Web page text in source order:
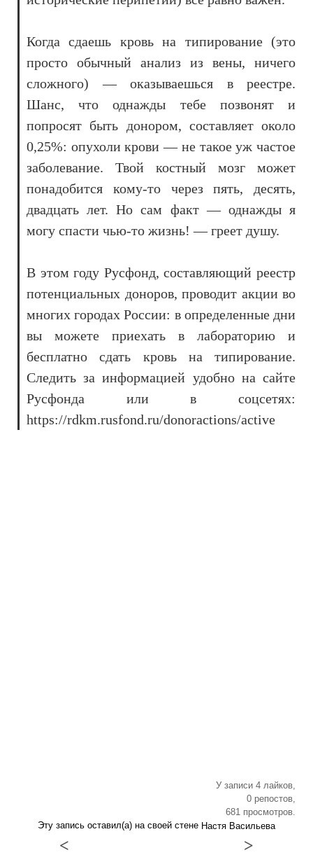
Когда сдаешь кровь на типирование (это
просто обычный анализ из вены, ничего
сложного) — оказываешься в реестре.
Шанс, что однажды тебе позвонят и
попросят быть донором, составляет около
0,25%: опухоли крови — не такое уж частое
заболевание. Твой костный мозг может
понадобится кому-то через пять, десять,
двадцать лет. Но сам факт — однажды я
могу спасти чью-то жизнь! — греет душу.
В этом году Русфонд, составляющий реестр
потенциальных доноров, проводит акции во
многих городах России: в определенные дни
вы можете приехать в лабораторию и
бесплатно сдать кровь на типирование.
Следить за информацией удобно на сайте
Русфонда или в соцсетях:
https://rdkm.rusfond.ru/donoractions/active
У записи 4 лайков,
0 репостов,
681 просмотров.
Эту запись оставил(а) на своей стене Настя Васильева
< >